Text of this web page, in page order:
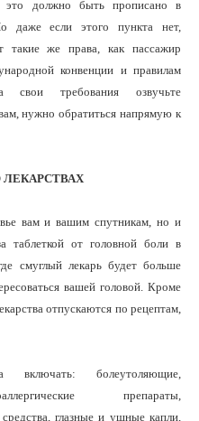
это должно быть прописано в
даже если этого пункта нет,
такие же права, как пассажир
конвенции и правилам
свои требования озвучьте
нужно обратиться напрямую к
вам и вашим спутникам, но и
таблеткой от головной боли в
смуглый лекарь будет больше
вашей головой. Кроме
отпускаются по рецептам,
включать: болеутоляющие,
препараты,
глазные и ушные капли,